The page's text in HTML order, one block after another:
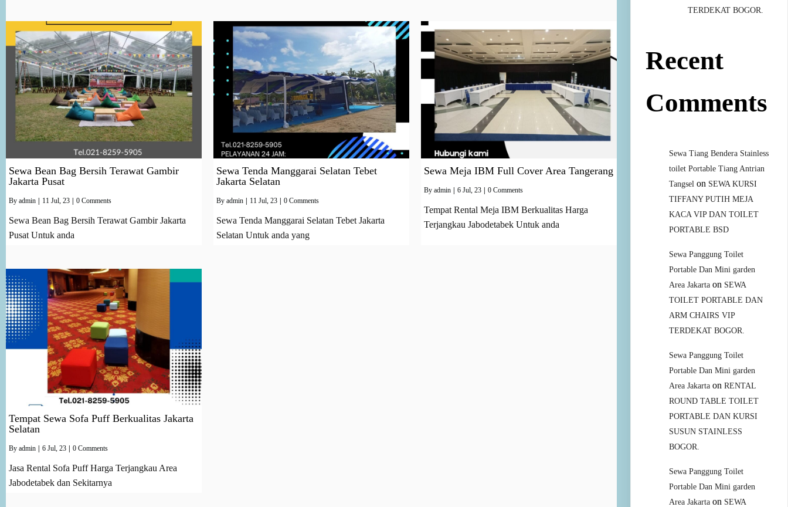
Sewa Bean Bag Bersih Terawat Gambir
Jakarta Pusat
By admin 11 Jul, 23 0 Comments
Sewa Bean Bag Bersih Terawat Gambir Jakarta
Pusat Untuk anda
Sewa Tenda Manggarai Selatan Tebet
Jakarta Selatan
By admin 11 Jul, 23 0 Comments
Sewa Tenda Manggarai Selatan Tebet Jakarta
Selatan Untuk anda yang
Sewa Meja IBM Full Cover Area Tangerang
By admin 6 Jul, 23 0 Comments
Tempat Rental Meja IBM Berkualitas Harga
Terjangkau Jabodetabek Untuk anda
Tempat Sewa Sofa Puff Berkualitas Jakarta
Selatan
By admin | 6 Jul, 23 | 0 Comments
Jasa Rental Sofa Puff Harga Terjangkau Area
Jabodetabek dan Sekitarnya
TERDEKAT BOGOR.
Recent
Comments
Sewa Tiang Bendera Stainless
toilet Portable Tiang Antrian
Tangsel on SEWA KURSI
TIFFANY PUTIH MEJA
KACA VIP DAN TOILET
PORTABLE BSD
Sewa Panggung Toilet
Portable Dan Mini garden
Area Jakarta on SEWA
TOILET PORTABLE DAN
ARM CHAIRS VIP
TERDEKAT BOGOR.
Sewa Panggung Toilet
Portable Dan Mini garden
Area Jakarta onRENTAL
ROUND TABLE TOILET
PORTABLE DAN KURSI
SUSUN STAINLESS
BOGOR.
Sewa Panggung Toilet
Portable Dan Mini garden
Area Jakarta on SEWA